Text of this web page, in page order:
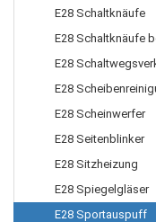
E28 Schaltknäufe
E28 Schaltknäufe
E28
E28
E28 Scheinwerfer
E28 Seitenblinker
E28 Sitzheizung
E28 Spiegelgläser
E28 Sportauspuff